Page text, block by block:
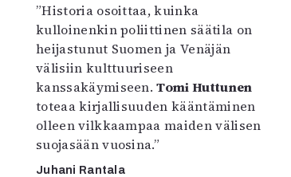
”Historia osoittaa, kuinka
kulloinenkin poliittinen säätila on
heijastunut Suomen ja Venäjän
välisiin kulttuuriseen
kanssakäymiseen.Tomi Huttunen
toteaa kirjallisuuden kääntäminen
olleen vilkkaampaa maiden välisen
suojasään vuosina.”
Juhani Rantala